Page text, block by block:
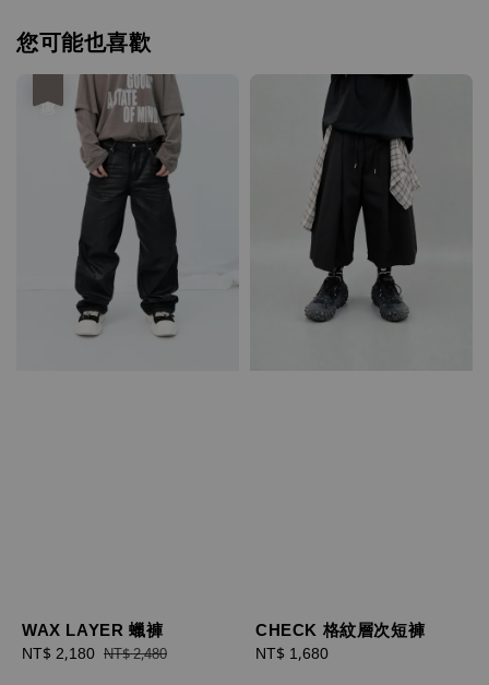
您可能也喜歡
WAX LAYER 蠟褲
Sale
NT$ 2,180 Regular
NT$ 2,480
CHECK 格紋層次短褲
Regular
NT$ 1,680